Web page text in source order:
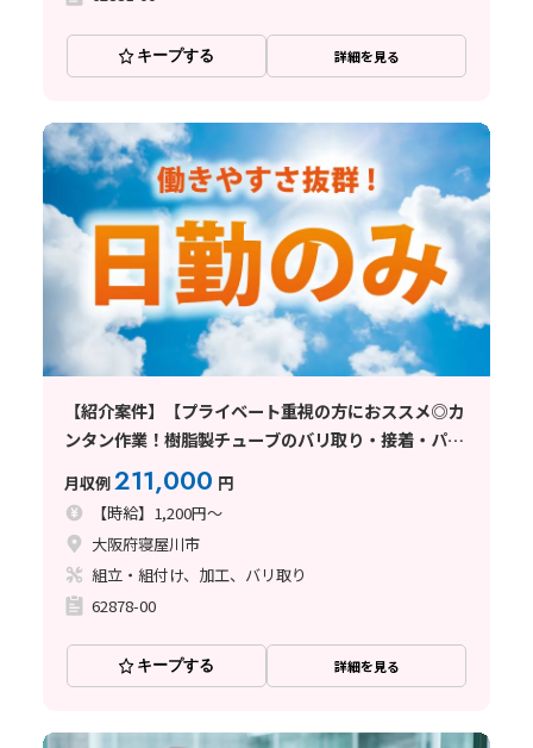
キープする 詳細を見る
【紹介案件】【プライベート重視の方におススメ◎カ
ンタン作業！樹脂製チューブのバリ取り・接着・パイ
プの組立作業】時給1200円/日勤/土日祝休み/大阪府
寝屋川市/空調完備/重量物なし/
月収例211,000 円
【時給】1,200円～
大阪府寝屋川市
組立・組付け、加工、バリ取り
62878-00
キープする 詳細を見る